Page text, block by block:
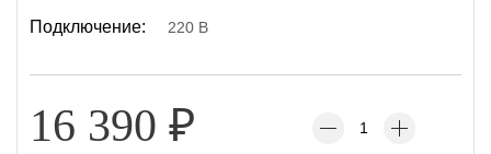
Подключение: 220 В
16 390 ₽